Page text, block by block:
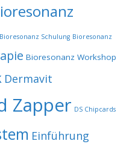
Bioresonanz Schulung Bioresonanz
Bioresonanz Workshop
Dermavit
Zapper DS Chipcards
Einführung